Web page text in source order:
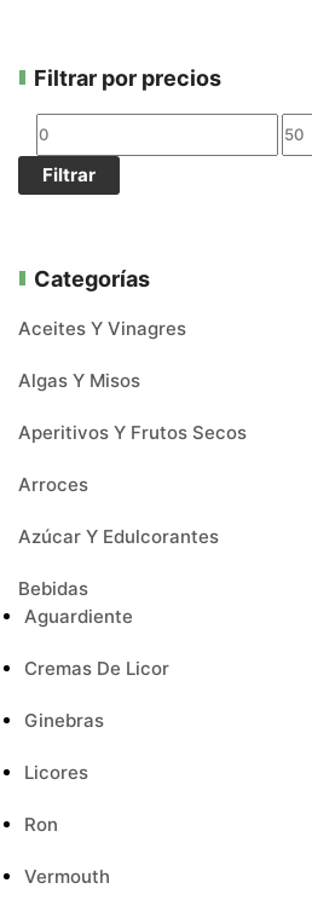
Filtrar por precios
Filtrar
Categorías
Aceites Y Vinagres
Algas Y Misos
Aperitivos Y Frutos Secos
Arroces
Azúcar Y Edulcorantes
Bebidas
Aguardiente
Cremas De Licor
Ginebras
Licores
Ron
Vermouth